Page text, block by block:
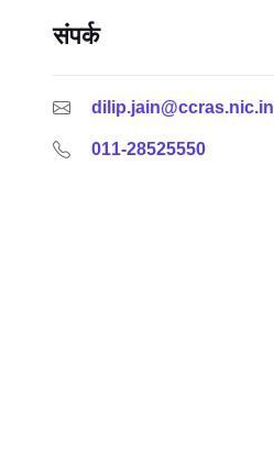
संपर्क
dilip.jain@ccras.nic.in
011-28525550